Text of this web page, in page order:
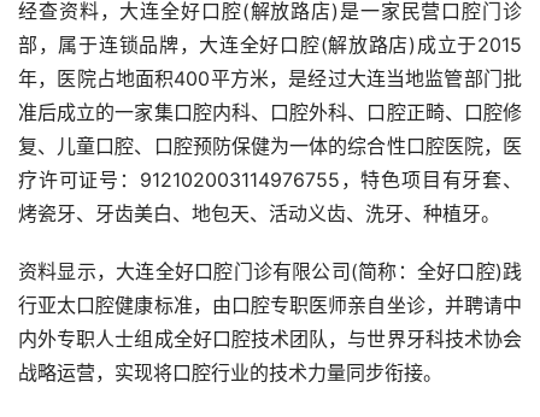
经查资料，大连全好口腔(解放路店)是一家民营口腔门诊
部，属于连锁品牌，大连全好口腔(解放路店)成立于2015
年，医院占地面积400平方米，是经过大连当地监管部门批
准后成立的一家集口腔内科、口腔外科、口腔正畸、口腔修
复、儿童口腔、口腔预防保健为一体的综合性口腔医院，医
疗许可证号：912102003114976755，特色项目有牙套、
烤瓷牙、牙齿美白、地包天、活动义齿、洗牙、种植牙。
资料显示，大连全好口腔门诊有限公司(简称：全好口腔)践
行亚太口腔健康标准，由口腔专职医师亲自坐诊，并聘请中
内外专职人士组成全好口腔技术团队，与世界牙科技术协会
战略运营，实现将口腔行业的技术力量同步衔接。